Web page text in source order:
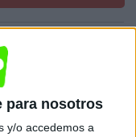
para nosotros
y/o accedemos a